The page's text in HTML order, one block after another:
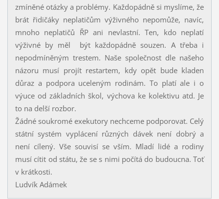
zmíněné otázky a problémy. Každopádně si myslíme, že
brát řidičáky neplatičům výživného nepomůže, navíc,
mnoho neplatičů ŘP ani nevlastní. Ten, kdo neplatí
výživné by měl být každopádně souzen. A třeba i
nepodmíněným trestem. Naše společnost dle našeho
názoru musí projít restartem, kdy opět bude kladen
důraz a podpora uceleným rodinám. To platí ale i o
výuce od základních škol, výchova ke kolektivu atd. Je
to na delší rozbor.
Žádné soukromé exekutory nechceme podporovat. Celý
státní systém vyplácení různých dávek není dobrý a
není cílený. Vše souvisí se vším. Mladí lidé a rodiny
musí cítit od státu, že se s nimi počítá do budoucna. Toť
v krátkosti.
Ludvík Adámek